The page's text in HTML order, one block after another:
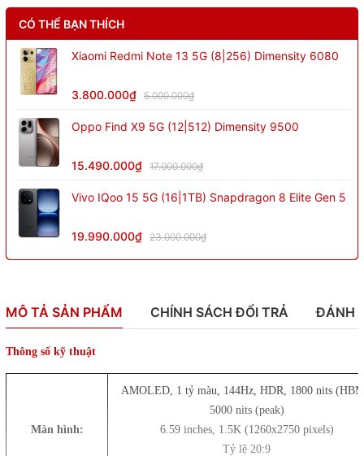
CÓ THỂ BẠN THÍCH
Xiaomi Redmi Note 13 5G (8|256) Dimensity 6080
3.800.000₫ 5.000.000₫
Oppo Find X9 5G (12|512) Dimensity 9500
15.490.000₫ 17.000.000₫
Vivo IQoo 15 5G (16|1TB) Snapdragon 8 Elite Gen 5
19.990.000₫ 23.000.000₫
MÔ TẢ SẢN PHẨM CHÍNH SÁCH ĐỔI TRẢ ĐÁNH
Thông số kỹ thuật
Màn hình:
AMOLED, 1 tỷ màu, 144Hz, HDR, 1800 nits
5000 nits (peak)
6.59 inches, 1.5K (1260x2750 pixels)
Tỷ lệ 20:9